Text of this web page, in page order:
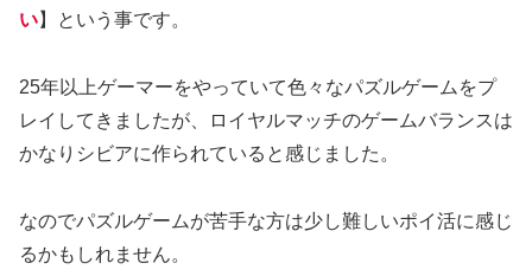
い】という事です。
25年以上ゲーマーをやっていて色々なパズルゲームをプ
レイしてきましたが、ロイヤルマッチのゲームバランスは
かなりシビアに作られていると感じました。
なのでパズルゲームが苦手な方は少し難しいポイ活に感じ
るかもしれません。